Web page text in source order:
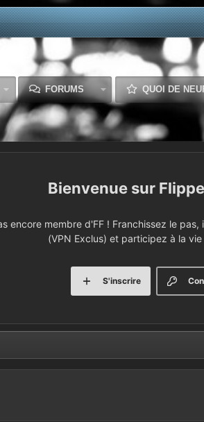
FORUMS QUOI DE
encore membre d'FF ! Franchissez le
(VPN Exclus) et participez à la
S'inscrire